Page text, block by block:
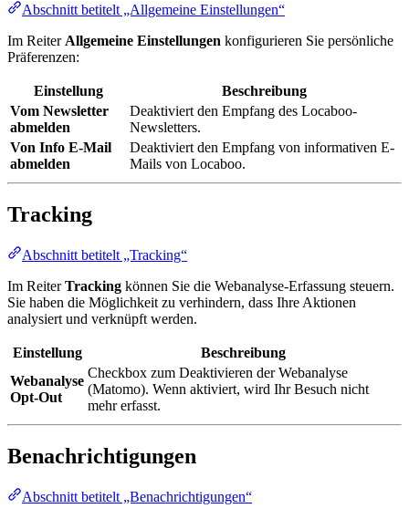
Abschnitt betitelt „Allgemeine Einstellungen“
Im Reiter Allgemeine Einstellungen konfigurieren Sie persönliche
Präferenzen:
Einstellung
Beschreibung
Vom Newsletter
abmelden
Deaktiviert den Empfang des Locaboo-
Newsletters.
Von Info E-Mail
abmelden
Deaktiviert den Empfang von informativen E-
Mails von Locaboo.
Tracking
Abschnitt betitelt „Tracking“
Im ReiterTracking können Sie die Webanalyse-Erfassung steuern.
Sie haben die Möglichkeit zu verhindern, dass Ihre Aktionen
analysiert und verknüpft werden.
Einstellung
Beschreibung
Webanalyse
Opt-Out
Checkbox zum Deaktivieren der Webanalyse
(Matomo). Wenn aktiviert, wird Ihr Besuch nicht
mehr erfasst.
Benachrichtigungen
Abschnitt betitelt „Benachrichtigungen“